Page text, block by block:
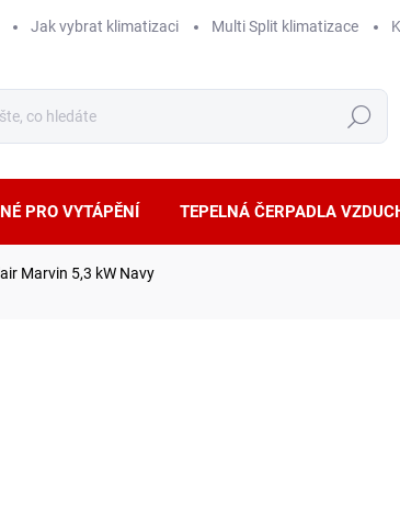
Jak vybrat klimatizaci Multi Split klimatizace
Hledat
PRO VYTÁPĚNÍ TEPELNÁ ČERPADLA
Marvin 5,3 kW Navy